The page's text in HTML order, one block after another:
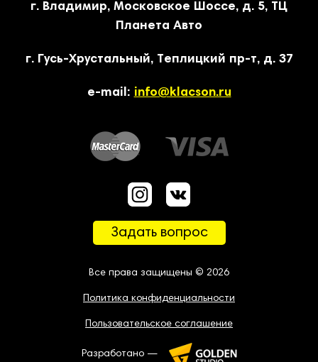
г. Владимир, Московское Шоссе, д. 5, ТЦ
Планета Авто
г. Гусь-Хрустальный, Теплицкий пр-т, д. 37
e-mail: info@klacson.ru
Задать вопрос
Все права защищены © 2026
Политика конфиденциальности
Пользовательское соглашение
Разработано —